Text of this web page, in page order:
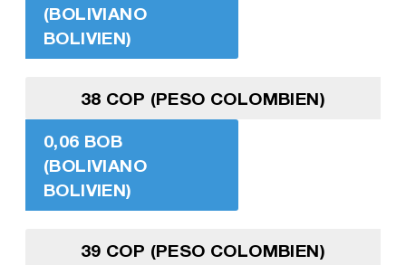
(BOLIVIANO
BOLIVIEN)
38 COP (PESO COLOMBIEN)
0,06 BOB
(BOLIVIANO
BOLIVIEN)
39 COP (PESO COLOMBIEN)